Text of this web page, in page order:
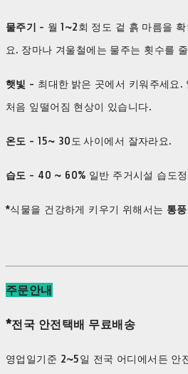
물주기 - 월 1~2회 정도 겉 흙 마름을
요. 장마나 겨울철에는 물주는 횟수를
햇빛 - 최대한 밝은 곳에서 키워주세요.
처음 잎떨어짐 현상이 있습니다.
온도 - 15~ 30도 사이에서 잘자라요.
습도 - 40 ~ 60% 일반 주거시설 습도
*식물을 건강하게 키우기 위해서는 통풍
주문안내
*전국 안전택배 무료배송
영업일기준 2~5일 전국 어디에서든 안